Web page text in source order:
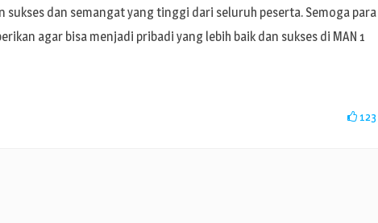
dan semangat yang tinggi dari seluruh peserta. Semoga para
agar bisa menjadi pribadi yang lebih baik dan sukses di MAN 1
123